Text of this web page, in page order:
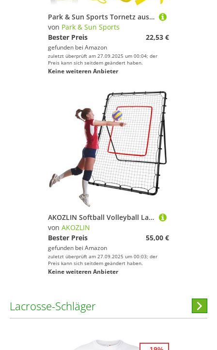
Park & Sun Sports Tornetz aus Nylon (Lacrosse und Fußball/Multisport) Bungee-Slip-Net Ersatz, Gelber Netz, 54" W x 44" H x 24" D
von Park & Sun Sports
Bester Preis
22,53 €
gefunden bei Amazon
zuletzt überprüft am 27.09.2025 um 00:04; der
Preis kann sich seitdem geändert haben.
Keine weiteren Anbieter
AKOZLIN Softball Volleyball Lacrosse Abpraller Bounce Rückennetz, 5 Winkel Verstellbar, 6×4FT mit Strike Zone Rebounder Netz, Pitchback Baseball Netz mit Tragetasche
von AKOZLIN
Bester Preis
55,00 €
gefunden bei Amazon
zuletzt überprüft am 27.09.2025 um 00:03; der
Preis kann sich seitdem geändert haben.
Keine weiteren Anbieter
Lacrosse-Schläger